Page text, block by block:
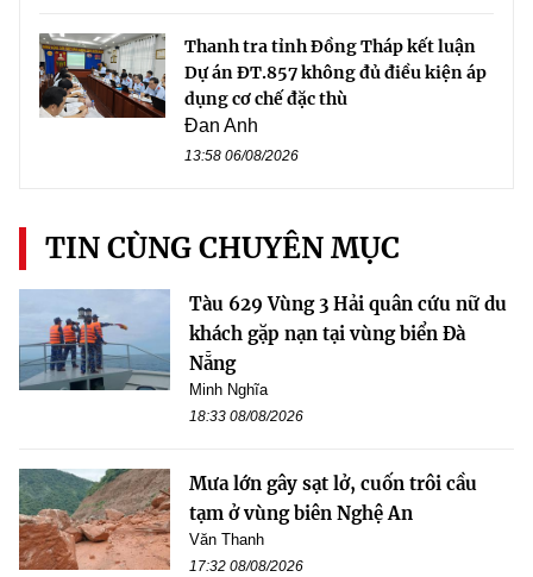
Thanh tra tỉnh Đồng Tháp kết luận
Dự án ĐT.857 không đủ điều kiện áp
dụng cơ chế đặc thù
Đan Anh
13:58 06/08/2026
TIN CÙNG CHUYÊN MỤC
Tàu 629 Vùng 3 Hải quân cứu nữ du
khách gặp nạn tại vùng biển Đà
Nẵng
Minh Nghĩa
18:33 08/08/2026
Mưa lớn gây sạt lở, cuốn trôi cầu
tạm ở vùng biên Nghệ An
Văn Thanh
17:32 08/08/2026